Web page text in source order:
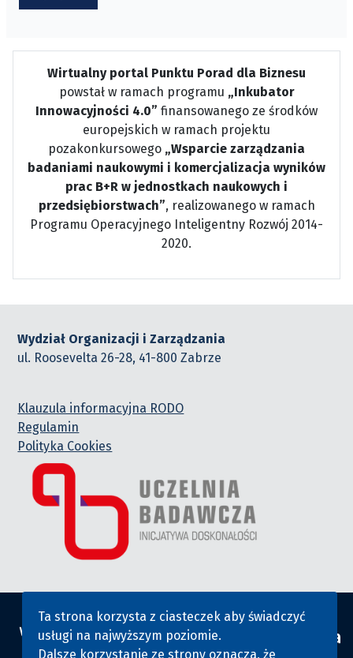
Wirtualny portal Punktu Porad dla Biznesu
powstał w ramach programu „Inkubator
Innowacyjności 4.0” finansowanego ze środków
europejskich w ramach projektu
pozakonkursowego „Wsparcie zarządzania
badaniami naukowymi i komercjalizacja wyników
prac B+R w jednostkach naukowych i
przedsiębiorstwach”, realizowanego w ramach
Programu Operacyjnego Inteligentny Rozwój 2014-
2020.
Wydział Organizacji i Zarządzania
ul. Roosevelta 26-28, 41-800 Zabrze
Klauzula informacyjna RODO
Regulamin
Polityka Cookies
Ta strona korzysta z ciasteczek aby świadczyć
usługi na najwyższym poziomie.
Dalsze korzystanie ze strony oznacza, że